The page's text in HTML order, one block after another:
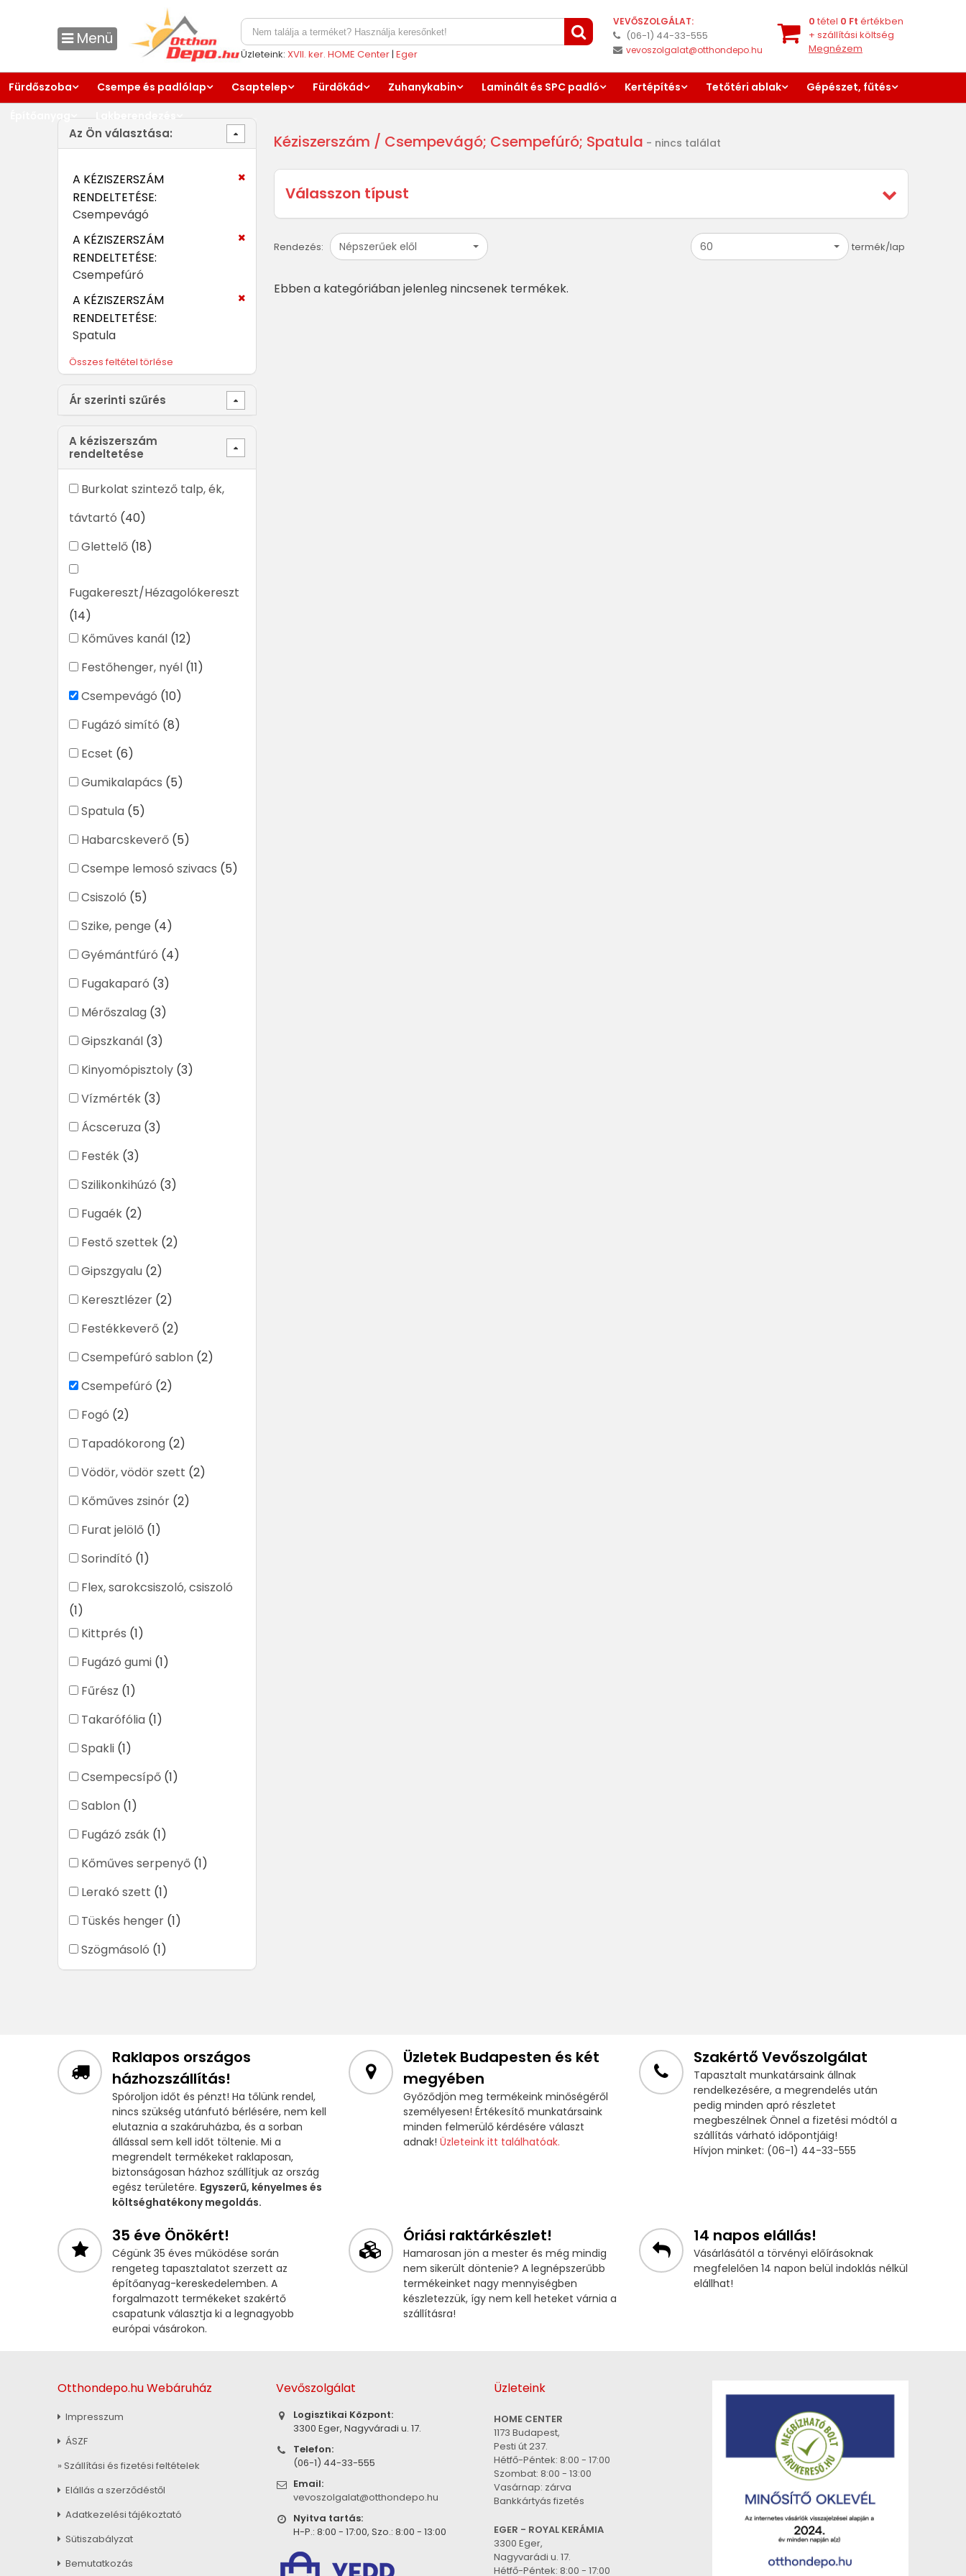
Menü
Üzleteink: XVII. ker. HOME Center| Eger
VEVŐSZOLGÁLAT:
(06-1) 44-33-555
vevoszolgalat@otthondepo.hu
0 tétel 0 Ft értékben
+ szállítási költség
Megnézem
Fürdőszoba Csempe és padlólap Csaptelep Fürdőkád Zuhanykabin Laminált és SPC padló Kertépítés Tetőtéri ablak
Gépészet, fűtés
Építőanyag
Lakberendezés
Kéziszerszám / Csempevágó; Csempefúró; Spatula - nincs találat
Válasszon típust
Rendezés: Népszerűek elől 60 termék/lap
Ebben a kategóriában jelenleg nincsenek termékek.
Az Ön választása:
A KÉZISZERSZÁM
RENDELTETÉSE:
Csempevágó
A KÉZISZERSZÁM
RENDELTETÉSE:
Csempefúró
A KÉZISZERSZÁM
RENDELTETÉSE:
Spatula
Összes feltétel törlése
Ár szerinti szűrés
A kéziszerszám
rendeltetése
Burkolat szintező talp, ék,
távtartó (40)
Glettelő (18)
Fugakereszt/Hézagolókereszt
(14)
Kőműves kanál (12)
Festőhenger, nyél (11)
Csempevágó (10)
Fugázó simító (8)
Ecset (6)
Gumikalapács (5)
Spatula (5)
Habarcskeverő (5)
Csempe lemosó szivacs (5)
Csiszoló (5)
Szike, penge (4)
Gyémántfúró (4)
Fugakaparó (3)
Mérőszalag (3)
Gipszkanál (3)
Kinyomópisztoly (3)
Vízmérték (3)
Ácsceruza (3)
Festék (3)
Szilikonkihúzó (3)
Fugaék (2)
Festő szettek (2)
Gipszgyalu (2)
Keresztlézer (2)
Festékkeverő (2)
Csempefúró sablon (2)
Csempefúró (2)
Fogó (2)
Tapadókorong (2)
Vödör, vödör szett (2)
Kőműves zsinór (2)
Furat jelölő (1)
Sorindító (1)
Flex, sarokcsiszoló, csiszoló
(1)
Kittprés (1)
Fugázó gumi (1)
Fűrész (1)
Takarófólia (1)
Spakli (1)
Csempecsípő (1)
Sablon (1)
Fugázó zsák (1)
Kőműves serpenyő (1)
Lerakó szett (1)
Tüskés henger (1)
Szögmásoló (1)
Raklapos országos
házhozszállítás!
Spóroljon időt és pénzt! Ha tőlünk rendel,
nincs szükség utánfutó bérlésére, nem kell
elutaznia a szakáruházba, és a sorban
állással sem kell időt töltenie. Mi a
megrendelt termékeket raklaposan,
biztonságosan házhoz szállítjuk az ország
egész területére. Egyszerű, kényelmes és
költséghatékony megoldás.
Üzletek Budapesten és két
megyében
Győződjön meg termékeink minőségéről
személyesen! Értékesítő munkatársaink
minden felmerülő kérdésére választ
adnak! Üzleteink itt találhatóak.
Szakértő Vevőszolgálat
Tapasztalt munkatársaink állnak
rendelkezésére, a megrendelés után
pedig minden apró részletet
megbeszélnek Önnel a fizetési módtól a
szállítás várható időpontjáig!
Hívjon minket: (06-1) 44-33-555
35 éve Önökért!
Cégünk 35 éves működése során
rengeteg tapasztalatot szerzett az
építőanyag-kereskedelemben. A
forgalmazott termékeket szakértő
csapatunk választja ki a legnagyobb
európai vásárokon.
Óriási raktárkészlet!
Hamarosan jön a mester és még mindig
nem sikerült döntenie? A legnépszerűbb
termékeinket nagy mennyiségben
készletezzük, így nem kell heteket várnia a
szállításra!
14 napos elállás!
Vásárlásától a törvényi előírásoknak
megfelelően 14 napon belül indoklás nélkül
elállhat!
Otthondepo.hu Webáruház
Impresszum
ÁSZF
» Szállítási és fizetési feltételek
Elállás a szerződéstől
Adatkezelési tájékoztató
Sütiszabályzat
Bemutatkozás
Vevőszolgálat
Logisztikai Központ:
3300 Eger, Nagyváradi u. 17.
Telefon:
(06-1) 44-33-555
Email:
vevoszolgalat@otthondepo.hu
Nyitva tartás:
H-P.: 8:00 - 17:00, Szo.: 8:00 - 13:00
Üzleteink
HOME CENTER
1173 Budapest,
Pesti út 237.
Hétfő-Péntek: 8:00 - 17:00
Szombat: 8:00 - 13:00
Vasárnap: zárva
Bankkártyás fizetés
EGER - ROYAL KERÁMIA
3300 Eger,
Nagyvarádi u. 17.
Hétfő-Péntek: 8:00 - 17:00